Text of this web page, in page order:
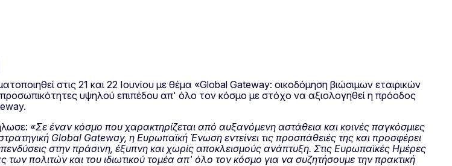
στις 21 και 22 Ιουνίου με θέμα «Global Gateway: οικοδόμηση βιώσιμων εταιρικών
υψηλού επιπέδου απ' όλο τον κόσμο με στόχο να αξιολογηθεί η πρόοδος
«Σε έναν κόσμο που χαρακτηρίζεται από αυξανόμενη αστάθεια και κοινές παγκόσμιες
Global Gateway, η Ευρωπαϊκή Ένωση εντείνει τις προσπάθειές της και προσφέρει
στην πράσινη, έξυπνη και χωρίς αποκλεισμούς ανάπτυξη. Στις Ευρωπαϊκές Ημέρες
πολιτών και του ιδιωτικού τομέα απ' όλο τον κόσμο για να συζητήσουμε την πρακτική